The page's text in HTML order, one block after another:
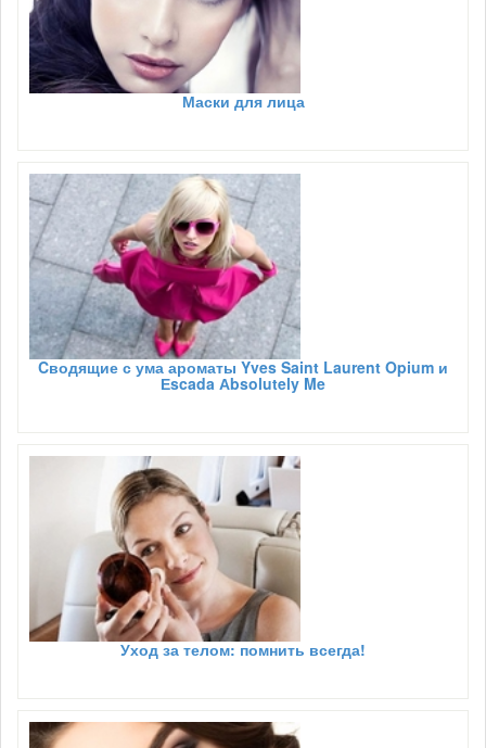
Маски для лица
Cводящие с ума ароматы Yves Saint Laurent Opium и
Еscada Аbsolutely Me
Уход за телом: помнить всегда!